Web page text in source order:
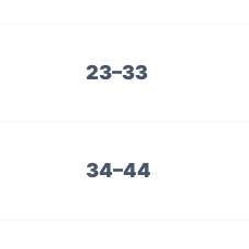
23–33
34–44